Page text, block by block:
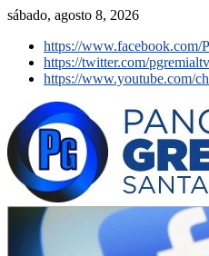
sábado, agosto 8, 2026
https://www.facebook.com/
https://twitter.com/pgremialtv
https://www.youtube.com/